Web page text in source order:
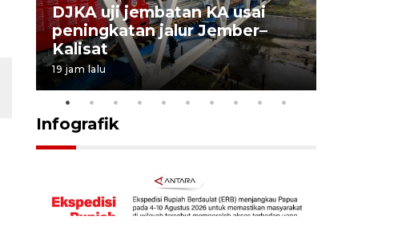
DJKA uji jembatan KA usai
peningkatan jalur Jember–
Kalisat
19 jam lalu
Infografik